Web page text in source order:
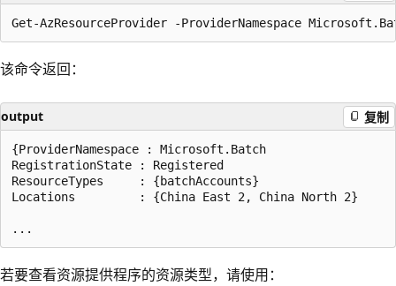
该命令返回：
output 复制
{ProviderNamespace : Microsoft.Batch
RegistrationState : Registered
ResourceTypes     : {batchAccounts}
Locations         : {China East 2, China North 2}
若要查看资源提供程序的资源类型，请使用：